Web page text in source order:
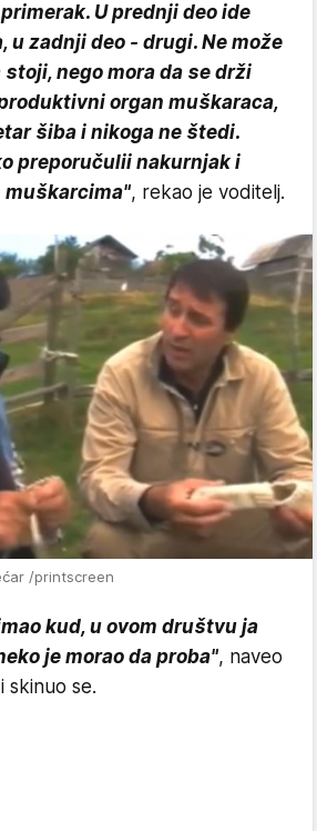
U prednji deo ide
u zadnji deo - drugi. Ne može
stoji, nego mora da se drži
organ muškaraca,
šiba i nikoga ne štedi.
preporučulii nakurnjak i
, rekao je voditelj.
/printscreen
kud, u ovom društvu ja
je morao da proba", naveo
skinuo se.